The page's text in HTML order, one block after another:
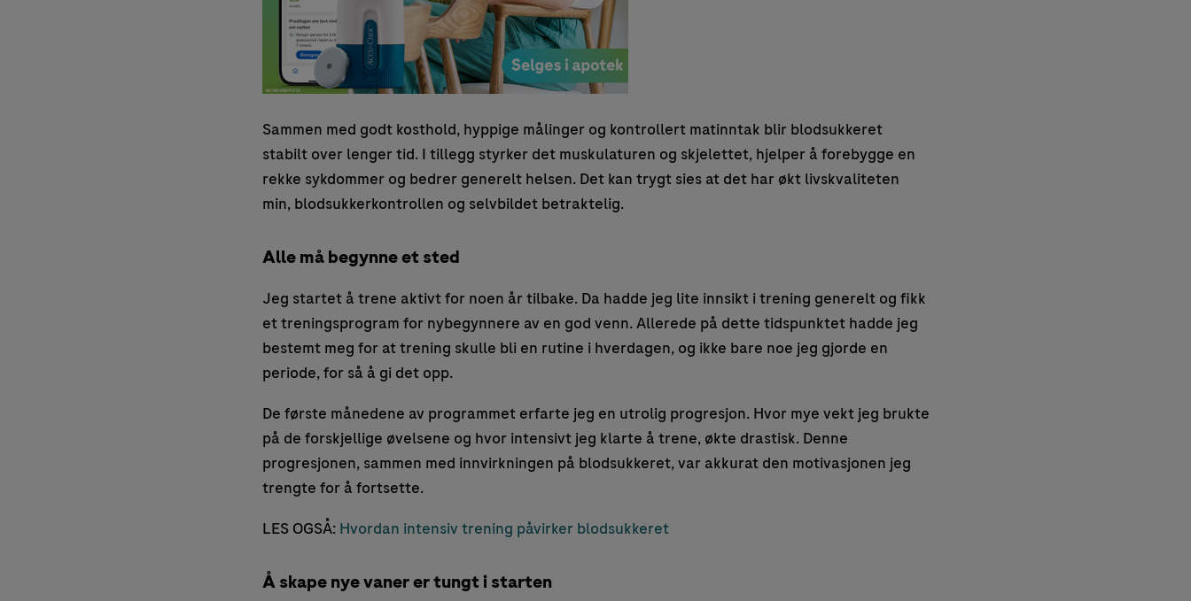
Sammen med godt kosthold, hyppige målinger og kontrollert matinntak blir blodsukkeret
stabilt over lenger tid. I tillegg styrker det muskulaturen og skjelettet, hjelper å forebygge en
rekke sykdommer og bedrer generelt helsen. Det kan trygt sies at det har økt livskvaliteten
min, blodsukkerkontrollen og selvbildet betraktelig.
Alle må begynne et sted
Jeg startet å trene aktivt for noen år tilbake. Da hadde jeg lite innsikt i trening generelt og fikk
et treningsprogram for nybegynnere av en god venn. Allerede på dette tidspunktet hadde jeg
bestemt meg for at trening skulle bli en rutine i hverdagen, og ikke bare noe jeg gjorde en
periode, for så å gi det opp.
De første månedene av programmet erfarte jeg en utrolig progresjon. Hvor mye vekt jeg brukte
på de forskjellige øvelsene og hvor intensivt jeg klarte å trene, økte drastisk. Denne
progresjonen, sammen med innvirkningen på blodsukkeret, var akkurat den motivasjonen jeg
trengte for å fortsette.
LES OGSÅ: Hvordan intensiv trening påvirker blodsukkeret
Å skape nye vaner er tungt i starten